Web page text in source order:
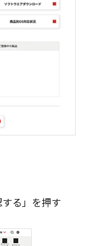
る」を押す